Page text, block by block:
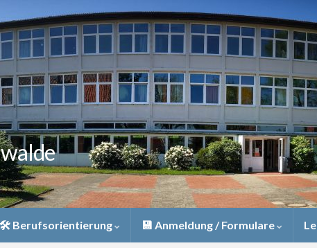
🛠 Berufsorientierung 💾 Anmeldung / Formulare